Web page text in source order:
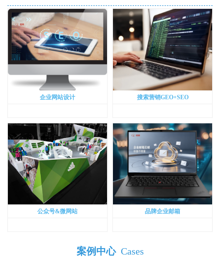
企业网站设计 搜索营销GEO+SEO
公众号&微网站 品牌企业邮箱
案例中心 Cases